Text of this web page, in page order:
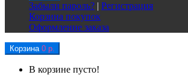
Забыли пароль? | Регистрация
Корзина покупок
Оформление заказа
Корзина 0 р.
В корзине пусто!